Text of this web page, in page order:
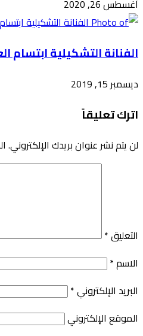
أغسطس 26, 2020
الفنانة التشكيلية
ديسمبر 15, 2019
اترك تعليقاً
لن يتم نشر عنوان بريدك الإلكتروني.
التعليق*
الاسم*
البريد الإلكتروني*
الموقع الإلكتروني